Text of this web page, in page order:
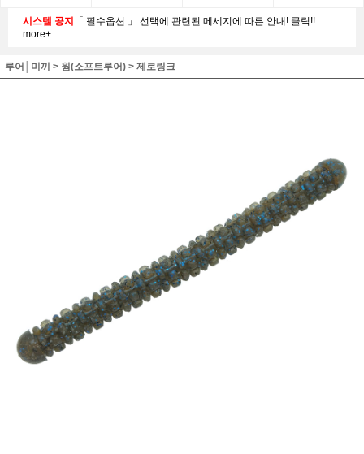
시스템 공지 「 필수옵션 」 선택에 관련된 메세지에 따른 안내! 클릭!!
more+
루어│미끼 > 웜(소프트루어) > 제로링크